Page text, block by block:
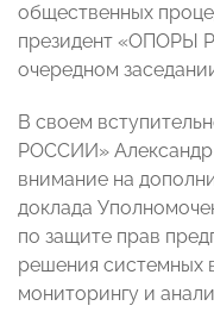
общественных
президент «ОПОРЫ
очередном
В своем
РОССИИ» Александр
внимание на
доклада
по защите прав
решения системных
мониторингу и